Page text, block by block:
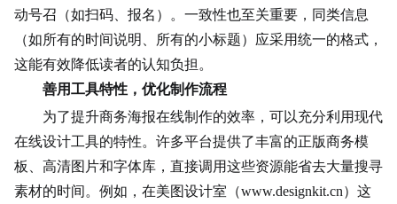
动号召（如扫码、报名）。一致性也至关重要，同类信息
（如所有的时间说明、所有的小标题）应采用统一的格式，
这能有效降低读者的认知负担。
善用工具特性，优化制作流程
为了提升商务海报在线制作的效率，可以充分利用现代
在线设计工具的特性。许多平台提供了丰富的正版商务模
板、高清图片和字体库，直接调用这些资源能省去大量搜寻
素材的时间。例如，在美图设计室（www.designkit.cn）这